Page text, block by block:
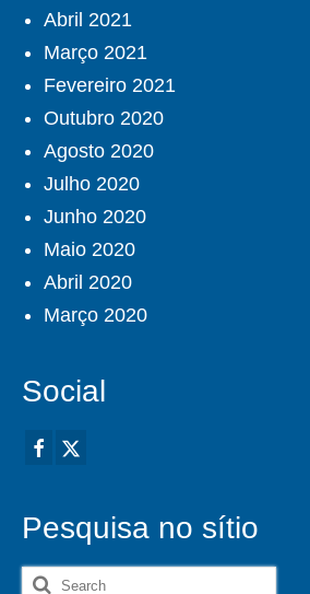
Abril 2021
Março 2021
Fevereiro 2021
Outubro 2020
Agosto 2020
Julho 2020
Junho 2020
Maio 2020
Abril 2020
Março 2020
Social
Pesquisa no sítio
Search